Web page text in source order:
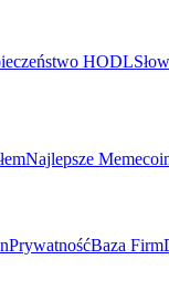
HODL
Najlepsze
PrywatnośćBaza Firm